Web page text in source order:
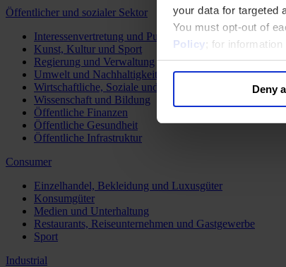
your data for targeted
You must opt-out of
Policy; for
Deny
Öffentlicher und sozialer Sektor
Interessenvertretung und Public Affairs
Kunst, Kultur und Sport
Regierung und Verwaltung
Umwelt und Nachhaltigkeit
Wirtschaftliche, Soziale und Humanitäre Entwicklung
Wissenschaft und Bildung
Öffentliche Finanzen
Öffentliche Gesundheit
Öffentliche Infrastruktur
Consumer
Einzelhandel, Bekleidung und Luxusgüter
Konsumgüter
Medien und Unterhaltung
Restaurants, Reiseunternehmen und Gastgewerbe
Sport
Industrial